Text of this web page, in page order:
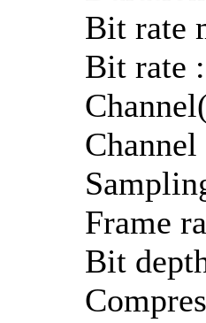
Bit rate
Bit rate
Frame
Bit